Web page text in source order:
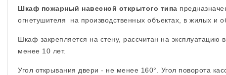
Шкаф пожарный навесной открытого типа
огнетушителя на производственных объектах, в жилых и
Шкаф закрепляется на стену, рассчитан на
менее 10 лет.
Угол открывания двери - не менее 160°. Угол поворота